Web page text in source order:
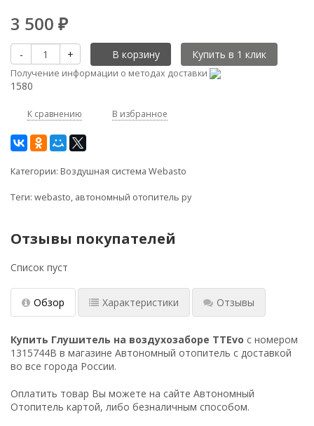
3 500 ₽
- + В корзину
Получение информации о методах доставки
1580
К сравнению В избранное
Категории: Воздушная система Webasto
Теги: webasto, автономный отопитель ру
Отзывы покупателей
Список пуст
Обзор Характеристики Отзывы
Купить Глушитель на воздухозаборе TTEvo с номером
1315744B в магазине Автономный отопитель с доставкой
во все города России.
Оплатить товар Вы можете на сайте Автономный
Отопитель картой, либо безналичным способом.